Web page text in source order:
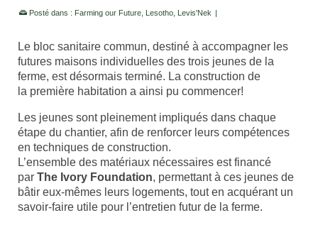
Posté dans : Farming our Future Lesotho Levis'Nek |
Le bloc sanitaire commun, destiné à accompagner les
futures maisons individuelles des trois jeunes de la
ferme, est désormais terminé. La construction de
la première habitation a ainsi pu commencer!
Les jeunes sont pleinement impliqués dans chaque
étape du chantier, afin de renforcer leurs compétences
en techniques de construction.
L’ensemble des matériaux nécessaires est financé
par The Ivory Foundation, permettant à ces jeunes de
bâtir eux-mêmes leurs logements, tout en acquérant un
savoir-faire utile pour l’entretien futur de la ferme.